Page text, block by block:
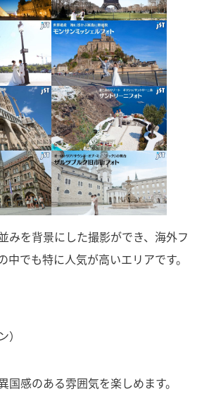
みを背景にした撮影ができ、海外フ
中でも特に人気が高いエリアです。
国感のある雰囲気を楽しめます。